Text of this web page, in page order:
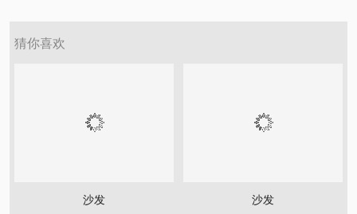
猜你喜欢
沙发 沙发